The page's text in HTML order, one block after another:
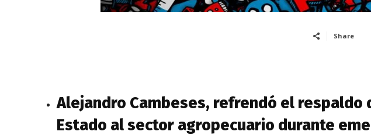
Share
Alejandro Cambeses, refrendó el respaldo
Estado al sector agropecuario durante